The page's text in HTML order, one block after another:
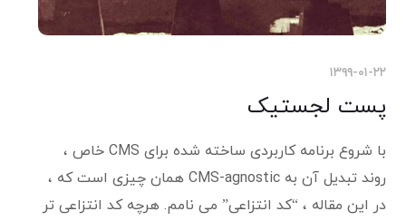
۱۳۹۹-۰۱-۲۲
پست لجستیک
با شروع برنامه کاربردی ساخته شده برای CMS خاص ،
روند تبدیل آن به CMS-agnostic همان چیزی است که ،
در این مقاله ، “کد انتزاعی” می نامم. هرچه کد انتزاعی تر